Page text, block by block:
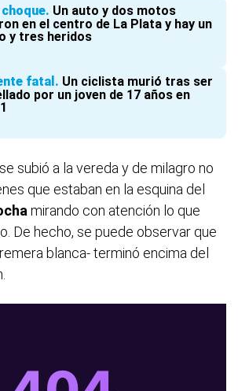
Un auto y dos motos
en el centro de La Plata y hay un
y tres heridos
fatal
Un ciclista murió tras ser
por un joven de 17 años en
subió a la vereda y de milagro no
que estaban en la esquina del
mirando con atención lo que
De hecho, se puede observar que
blanca- terminó encima del